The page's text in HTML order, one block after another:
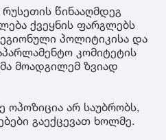
წინააღმდეგ
ქვეყნის ფარგლებს
პოლიტიკისა და
კომიტეტის
მოადგილემ ზვიად
ოპოზიცია არ საუბრობს,
გაექცევათ ხოლმე.